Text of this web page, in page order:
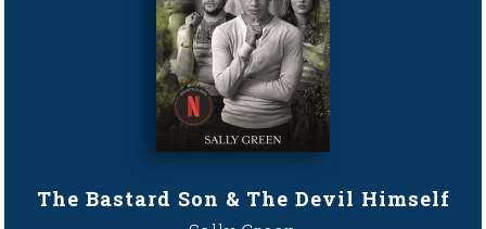
The Bastard Son & The Devil Himself